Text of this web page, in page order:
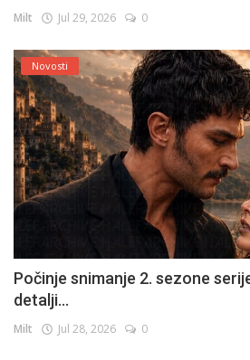
Milt Jul 29, 2026 0
Novosti
Počinje snimanje 2. sezone
detalji...
Milt Jul 28, 2026 0